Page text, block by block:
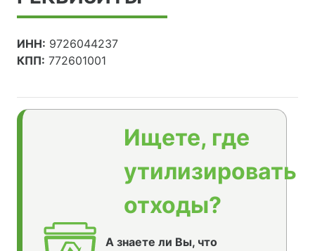
ИНН: 9726044237
КПП: 772601001
Ищете, где
утилизировать
отходы?
А знаете ли Вы, что